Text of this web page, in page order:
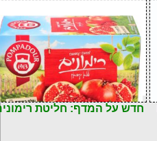
חדש על המדף: חליטת